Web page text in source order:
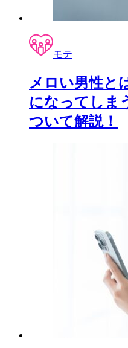
モテ
メロい男性と
になってしま
ついて解説！